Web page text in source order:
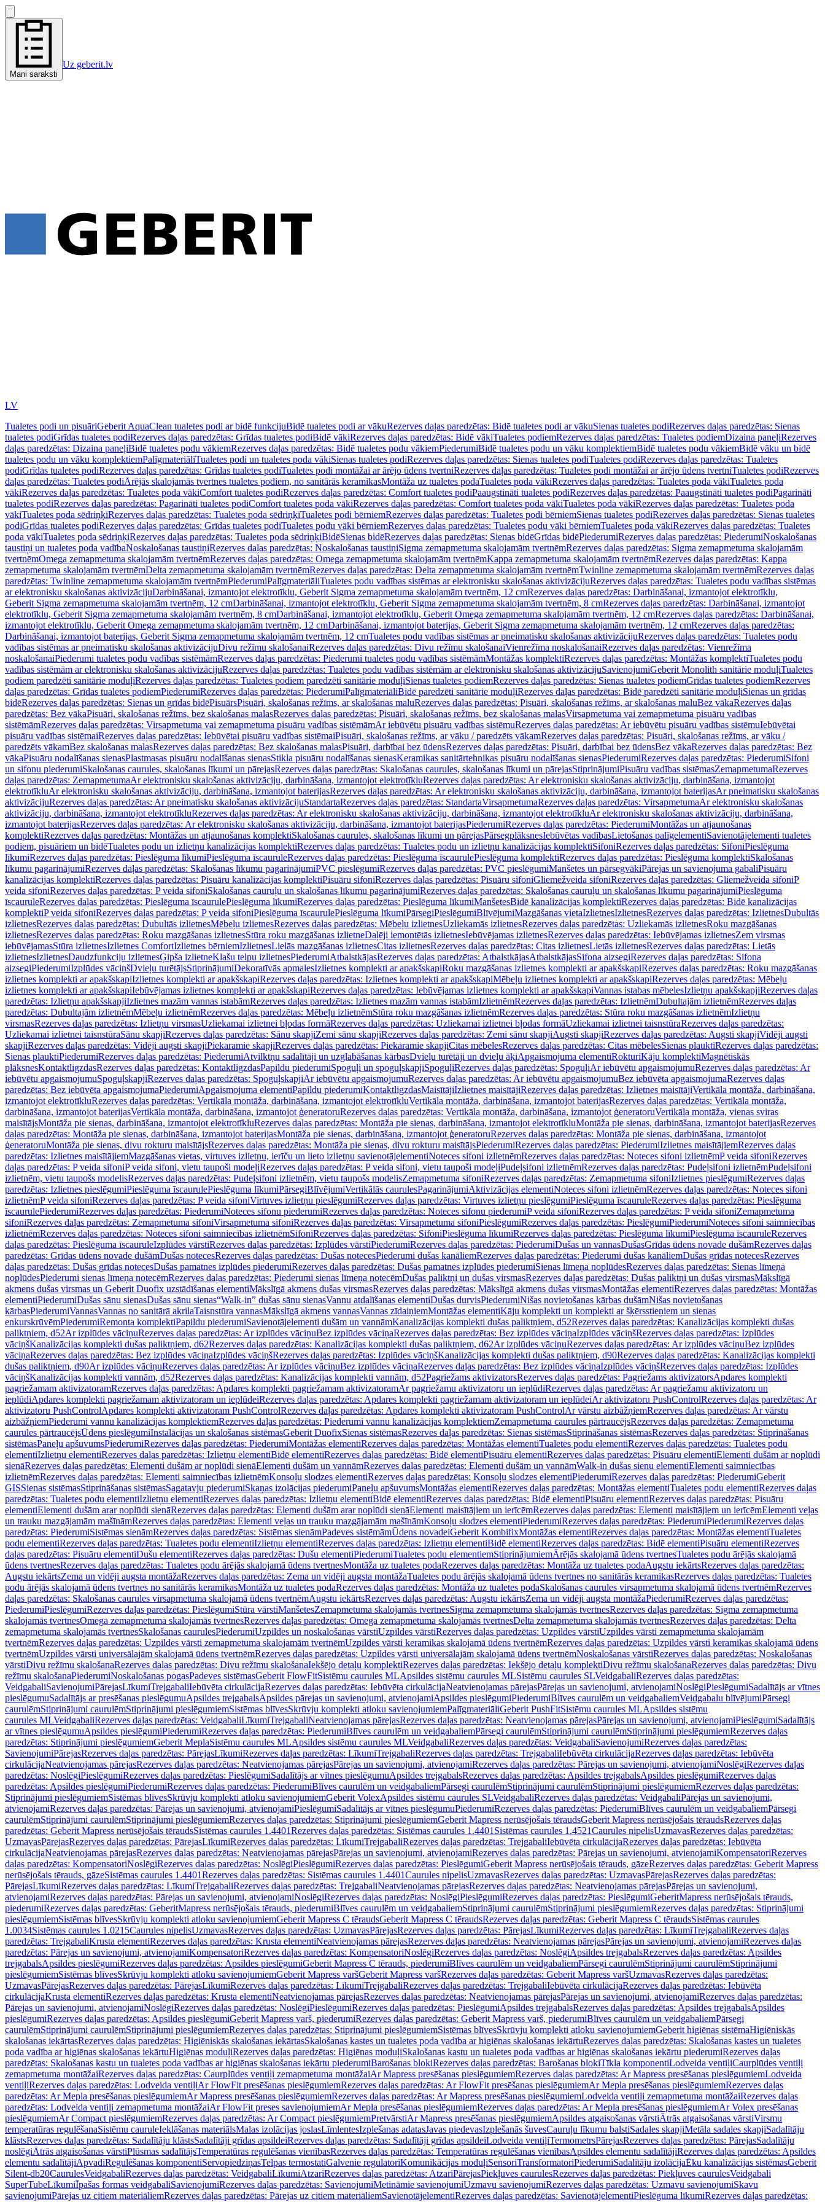
Mani saraksti
Uz geberit.lv
LV
Tualetes podi un pisuāriGeberit AquaClean tualetes podi ar bidē funkcijuBidē tualetes podi ar vākuRezerves daļas paredzētas: Bidē tualetes podi ar vākuSienas tualetes podiRezerves daļas paredzētas: Sienas
tualetes podiGrīdas tualetes podiRezerves daļas paredzētas: Grīdas tualetes podiBidē vākiRezerves daļas paredzētas: Bidē vākiTualetes podiemRezerves daļas paredzētas: Tualetes podiemDizaina paneļiRezerves
daļas paredzētas: Dizaina paneļiBidē tualetes podu vākiemRezerves daļas paredzētas: Bidē tualetes podu vākiemPiederumiBidē tualetes podu un vāku komplektiemBidē tualetes podu vākiemBidē vāku un bidē
tualetes podu un vāku komplektiemPalīgmateriāliTualetes podi un tualetes poda vākiSienas tualetes podiRezerves daļas paredzētas: Sienas tualetes podiTualetes podiRezerves daļas paredzētas: Tualetes
podiGrīdas tualetes podiRezerves daļas paredzētas: Grīdas tualetes podiTualetes podi montāžai ar ārējo ūdens tvertniRezerves daļas paredzētas: Tualetes podi montāžai ar ārējo ūdens tvertniTualetes podiRezerves
daļas paredzētas: Tualetes podiĀrējās skalojamās tvertnes tualetes podiem, no sanitārās keramikasMontāža uz tualetes podaTualetes poda vākiRezerves daļas paredzētas: Tualetes poda vākiTualetes poda
vākiRezerves daļas paredzētas: Tualetes poda vākiComfort tualetes podiRezerves daļas paredzētas: Comfort tualetes podiPaaugstināti tualetes podiRezerves daļas paredzētas: Paaugstināti tualetes podiPagarināti
tualetes podiRezerves daļas paredzētas: Pagarināti tualetes podiComfort tualetes poda vākiRezerves daļas paredzētas: Comfort tualetes poda vākiTualetes poda vākiRezerves daļas paredzētas: Tualetes poda
vākiTualetes poda sēdriņķiRezerves daļas paredzētas: Tualetes poda sēdriņķiTualetes podi bērniemRezerves daļas paredzētas: Tualetes podi bērniemSienas tualetes podiRezerves daļas paredzētas: Sienas tualetes
podiGrīdas tualetes podiRezerves daļas paredzētas: Grīdas tualetes podiTualetes podu vāki bērniemRezerves daļas paredzētas: Tualetes podu vāki bērniemTualetes poda vākiRezerves daļas paredzētas: Tualetes
poda vākiTualetes poda sēdriņķiRezerves daļas paredzētas: Tualetes poda sēdriņķiBidēSienas bidēRezerves daļas paredzētas: Sienas bidēGrīdas bidēPiederumiRezerves daļas paredzētas: PiederumiNoskalošanas
taustiņi un tualetes poda vadībaNoskalošanas taustiņiRezerves daļas paredzētas: Noskalošanas taustiņiSigma zemapmetuma skalojamām tvertnēmRezerves daļas paredzētas: Sigma zemapmetuma skalojamām
tvertnēmOmega zemapmetuma skalojamām tvertnēmRezerves daļas paredzētas: Omega zemapmetuma skalojamām tvertnēmKappa zemapmetuma skalojamām tvertnēmRezerves daļas paredzētas: Kappa
zemapmetuma skalojamām tvertnēmDelta zemapmetuma skalojamām tvertnēmRezerves daļas paredzētas: Delta zemapmetuma skalojamām tvertnēmTwinline zemapmetuma skalojamām tvertnēmRezerves daļas
paredzētas: Twinline zemapmetuma skalojamām tvertnēmPiederumiPalīgmateriāliTualetes podu vadības sistēmas ar elektronisku skalošanas aktivizācijuRezerves daļas paredzētas: Tualetes podu vadības sistēmas
ar elektronisku skalošanas aktivizācijuDarbināšanai, izmantojot elektrotīklu, Geberit Sigma zemapmetuma skalojamām tvertnēm, 12 cmRezerves daļas paredzētas: Darbināšanai, izmantojot elektrotīklu,
Geberit Sigma zemapmetuma skalojamām tvertnēm, 12 cmDarbināšanai, izmantojot elektrotīklu, Geberit Sigma zemapmetuma skalojamām tvertnēm, 8 cmRezerves daļas paredzētas: Darbināšanai, izmantojot
elektrotīklu, Geberit Sigma zemapmetuma skalojamām tvertnēm, 8 cmDarbināšanai, izmantojot elektrotīklu, Geberit Omega zemapmetuma skalojamām tvertnēm, 12 cmRezerves daļas paredzētas: Darbināšanai,
izmantojot elektrotīklu, Geberit Omega zemapmetuma skalojamām tvertnēm, 12 cmDarbināšanai, izmantojot baterijas, Geberit Sigma zemapmetuma skalojamām tvertnēm, 12 cmRezerves daļas paredzētas:
Darbināšanai, izmantojot baterijas, Geberit Sigma zemapmetuma skalojamām tvertnēm, 12 cmTualetes podu vadības sistēmas ar pneimatisku skalošanas aktivizācijuRezerves daļas paredzētas: Tualetes podu
vadības sistēmas ar pneimatisku skalošanas aktivizācijuDivu režīmu skalošanaiRezerves daļas paredzētas: Divu režīmu skalošanaiVienrežīma noskalošanaiRezerves daļas paredzētas: Vienrežīma
noskalošanaiPiederumi tualetes podu vadības sistēmāmRezerves daļas paredzētas: Piederumi tualetes podu vadības sistēmāmMontāžas komplektiRezerves daļas paredzētas: Montāžas komplektiTualetes podu
vadības sistēmām ar elektronisku skalošanas aktivizācijuRezerves daļas paredzētas: Tualetes podu vadības sistēmām ar elektronisku skalošanas aktivizācijuSavienojumiGeberit Monolith sanitārie moduļiTualetes
podiem paredzēti sanitārie moduļiRezerves daļas paredzētas: Tualetes podiem paredzēti sanitārie moduļiSienas tualetes podiemRezerves daļas paredzētas: Sienas tualetes podiemGrīdas tualetes podiemRezerves
daļas paredzētas: Grīdas tualetes podiemPiederumiRezerves daļas paredzētas: PiederumiPalīgmateriāliBidē paredzēti sanitārie moduļiRezerves daļas paredzētas: Bidē paredzēti sanitārie moduļiSienas un grīdas
bidēRezerves daļas paredzētas: Sienas un grīdas bidēPisuārsPisuāri, skalošanas režīms, ar skalošanas maluRezerves daļas paredzētas: Pisuāri, skalošanas režīms, ar skalošanas maluBez vākaRezerves daļas
paredzētas: Bez vākaPisuāri, skalošanas režīms, bez skalošanas malasRezerves daļas paredzētas: Pisuāri, skalošanas režīms, bez skalošanas malasVirsapmetuma vai zemapmetuma pisuāru vadības
sistēmāmRezerves daļas paredzētas: Virsapmetuma vai zemapmetuma pisuāru vadības sistēmāmAr iebūvētu pisuāru vadības sistēmuRezerves daļas paredzētas: Ar iebūvētu pisuāru vadības sistēmuIebūvētai
pisuāru vadības sistēmaiRezerves daļas paredzētas: Iebūvētai pisuāru vadības sistēmaiPisuāri, skalošanas režīms, ar vāku / paredzēts vākamRezerves daļas paredzētas: Pisuāri, skalošanas režīms, ar vāku /
paredzēts vākamBez skalošanas malasRezerves daļas paredzētas: Bez skalošanas malasPisuāri, darbībai bez ūdensRezerves daļas paredzētas: Pisuāri, darbībai bez ūdensBez vākaRezerves daļas paredzētas: Bez
vākaPisuāru nodalīšanas sienasPlastmasas pisuāru nodalīšanas sienasStikla pisuāru nodalīšanas sienasKeramikas sanitārtehnikas pisuāru nodalīšanas sienasPiederumiRezerves daļas paredzētas: PiederumiSifoni
un sifonu piederumiSkalošanas caurules, skalošanas līkumi un pārejasRezerves daļas paredzētas: Skalošanas caurules, skalošanas līkumi un pārejasStiprinājumiPisuāru vadības sistēmasZemapmetumaRezerves
daļas paredzētas: ZemapmetumaAr elektronisku skalošanas aktivizāciju, darbināšana, izmantojot elektrotīkluRezerves daļas paredzētas: Ar elektronisku skalošanas aktivizāciju, darbināšana, izmantojot
elektrotīkluAr elektronisku skalošanas aktivizāciju, darbināšana, izmantojot baterijasRezerves daļas paredzētas: Ar elektronisku skalošanas aktivizāciju, darbināšana, izmantojot baterijasAr pneimatisku skalošanas
aktivizācijuRezerves daļas paredzētas: Ar pneimatisku skalošanas aktivizācijuStandartaRezerves daļas paredzētas: StandartaVirsapmetumaRezerves daļas paredzētas: VirsapmetumaAr elektronisku skalošanas
aktivizāciju, darbināšana, izmantojot elektrotīkluRezerves daļas paredzētas: Ar elektronisku skalošanas aktivizāciju, darbināšana, izmantojot elektrotīkluAr elektronisku skalošanas aktivizāciju, darbināšana,
izmantojot baterijasRezerves daļas paredzētas: Ar elektronisku skalošanas aktivizāciju, darbināšana, izmantojot baterijasPiederumiRezerves daļas paredzētas: PiederumiMontāžas un atjaunošanas
komplektiRezerves daļas paredzētas: Montāžas un atjaunošanas komplektiSkalošanas caurules, skalošanas līkumi un pārejasPārsegplāksnesIebūvētas vadībasLietošanas palīgelementiSavienotājelementi tualetes
podiem, pisuāriem un bidēTualetes podu un izlietņu kanalizācijas komplektiRezerves daļas paredzētas: Tualetes podu un izlietņu kanalizācijas komplektiSifoniRezerves daļas paredzētas: SifoniPieslēguma
līkumiRezerves daļas paredzētas: Pieslēguma līkumiPieslēguma īscauruleRezerves daļas paredzētas: Pieslēguma īscaurulePieslēguma komplektiRezerves daļas paredzētas: Pieslēguma komplektiSkalošanas
līkumu pagarinājumiRezerves daļas paredzētas: Skalošanas līkumu pagarinājumiPVC pieslēgumiRezerves daļas paredzētas: PVC pieslēgumiManšetes un pārsegvākiPārejas un savienojuma gabaliPisuāru
kanalizācijas komplektiRezerves daļas paredzētas: Pisuāru kanalizācijas komplektiPisuāru sifoniRezerves daļas paredzētas: Pisuāru sifoniGliemežveida sifoniRezerves daļas paredzētas: Gliemežveida sifoniP
veida sifoniRezerves daļas paredzētas: P veida sifoniSkalošanas cauruļu un skalošanas līkumu pagarinājumiRezerves daļas paredzētas: Skalošanas cauruļu un skalošanas līkumu pagarinājumiPieslēguma
īscauruleRezerves daļas paredzētas: Pieslēguma īscaurulePieslēguma līkumiRezerves daļas paredzētas: Pieslēguma līkumiManšetesBidē kanalizācijas komplektiRezerves daļas paredzētas: Bidē kanalizācijas
komplektiP veida sifoniRezerves daļas paredzētas: P veida sifoniPieslēguma īscaurulePieslēguma līkumiPārsegiPieslēgumiBlīvējumiMazgāšanas vietaIzlietnesIzlietnesRezerves daļas paredzētas: IzlietnesDubultās
izlietnesRezerves daļas paredzētas: Dubultās izlietnesMēbeļu izlietnesRezerves daļas paredzētas: Mēbeļu izlietnesUzliekamās izlietnesRezerves daļas paredzētas: Uzliekamās izlietnesRoku mazgāšanas
izlietnesRezerves daļas paredzētas: Roku mazgāšanas izlietnesStūra roku mazgāšanas izlietneDaļēji iemontētās izlietnesIebūvējamas izlietnesRezerves daļas paredzētas: Iebūvējamas izlietnesZem virsmas
iebūvējamasStūra izlietnesIzlietnes ComfortIzlietnes bērniemIzlietnesLielās mazgāšanas izlietnesCitas izlietnesRezerves daļas paredzētas: Citas izlietnesLietās izlietnesRezerves daļas paredzētas: Lietās
izlietnesIzlietnesDaudzfunkciju izlietnesĢipša izlietneKlašu telpu izlietnesPiederumiAtbalstkājasRezerves daļas paredzētas: AtbalstkājasAtbalstkājasSifona aizsegiRezerves daļas paredzētas: Sifona
aizsegiPiederumiIzplūdes vāciņšDvieļu turētājsStiprinājumiDekoratīvās apmalesIzlietnes komplekti ar apakšskapiRoku mazgāšanas izlietnes komplekti ar apakšskapiRezerves daļas paredzētas: Roku mazgāšanas
izlietnes komplekti ar apakšskapiIzlietnes komplekti ar apakšskapiRezerves daļas paredzētas: Izlietnes komplekti ar apakšskapiMēbeļu izlietnes komplekti ar apakšskapiRezerves daļas paredzētas: Mēbeļu
izlietnes komplekti ar apakšskapiIebūvējamas izlietnes komplekti ar apakšskapiRezerves daļas paredzētas: Iebūvējamas izlietnes komplekti ar apakšskapiVannas istabas mēbelesIzlietņu apakšskapjiRezerves daļas
paredzētas: Izlietņu apakšskapjiIzlietnes mazām vannas istabāmRezerves daļas paredzētas: Izlietnes mazām vannas istabāmIzlietnēmRezerves daļas paredzētas: IzlietnēmDubultajām izlietnēmRezerves daļas
paredzētas: Dubultajām izlietnēmMēbeļu izlietnēmRezerves daļas paredzētas: Mēbeļu izlietnēmStūra roku mazgāšanas izlietnēmRezerves daļas paredzētas: Stūra roku mazgāšanas izlietnēmIzlietņu
virsmasRezerves daļas paredzētas: Izlietņu virsmasUzliekamai izlietnei bļodas formāRezerves daļas paredzētas: Uzliekamai izlietnei bļodas formāUzliekamai izlietnei taisnstūraRezerves daļas paredzētas:
Uzliekamai izlietnei taisnstūraSānu skapjiRezerves daļas paredzētas: Sānu skapjiZemi sānu skapjiRezerves daļas paredzētas: Zemi sānu skapjiAugsti skapjiRezerves daļas paredzētas: Augsti skapjiVidēji augsti
skapjiRezerves daļas paredzētas: Vidēji augsti skapjiPiekaramie skapjiRezerves daļas paredzētas: Piekaramie skapjiCitas mēbelesRezerves daļas paredzētas: Citas mēbelesSienas plauktiRezerves daļas paredzētas:
Sienas plauktiPiederumiRezerves daļas paredzētas: PiederumiAtvilktņu sadalītāji un uzglabāšanas kārbasDvieļu turētāji un dvieļu āķiApgaismojuma elementiRokturiKāju komplektiMagnētiskās
plāksnesKontaktligzdasRezerves daļas paredzētas: KontaktligzdasPapildu piederumiSpoguļi un spoguļskapjiSpoguļiRezerves daļas paredzētas: SpoguļiAr iebūvētu apgaismojumuRezerves daļas paredzētas: Ar
iebūvētu apgaismojumuSpoguļskapjiRezerves daļas paredzētas: SpoguļskapjiAr iebūvētu apgaismojumuRezerves daļas paredzētas: Ar iebūvētu apgaismojumuBez iebūvēta apgaismojumaRezerves daļas
paredzētas: Bez iebūvēta apgaismojumaPiederumiApgaismojuma elementiPapildu piederumiKontaktligzdasMaisītājiIzlietnes maisītājiRezerves daļas paredzētas: Izlietnes maisītājiVertikāla montāža, darbināšana,
izmantojot elektrotīkluRezerves daļas paredzētas: Vertikāla montāža, darbināšana, izmantojot elektrotīkluVertikāla montāža, darbināšana, izmantojot baterijasRezerves daļas paredzētas: Vertikāla montāža,
darbināšana, izmantojot baterijasVertikāla montāža, darbināšana, izmantojot ģeneratoruRezerves daļas paredzētas: Vertikāla montāža, darbināšana, izmantojot ģeneratoruVertikāla montāža, vienas sviras
maisītājsMontāža pie sienas, darbināšana, izmantojot elektrotīkluRezerves daļas paredzētas: Montāža pie sienas, darbināšana, izmantojot elektrotīkluMontāža pie sienas, darbināšana, izmantojot baterijasRezerves
daļas paredzētas: Montāža pie sienas, darbināšana, izmantojot baterijasMontāža pie sienas, darbināšana, izmantojot ģeneratoruRezerves daļas paredzētas: Montāža pie sienas, darbināšana, izmantojot
ģeneratoruMontāža pie sienas, divu rokturu maisītājsRezerves daļas paredzētas: Montāža pie sienas, divu rokturu maisītājsPiederumiRezerves daļas paredzētas: PiederumiIzlietnes maisītājiemRezerves daļas
paredzētas: Izlietnes maisītājiemMazgāšanas vietas, virtuves izlietņu, ierīču un lieto izlietņu savienotājelementiNoteces sifoni izlietnēmRezerves daļas paredzētas: Noteces sifoni izlietnēmP veida sifoniRezerves
daļas paredzētas: P veida sifoniP veida sifoni, vietu taupoši modeļiRezerves daļas paredzētas: P veida sifoni, vietu taupoši modeļiPudeļsifoni izlietnēmRezerves daļas paredzētas: Pudeļsifoni izlietnēmPudeļsifoni
izlietnēm, vietu taupošs modelisRezerves daļas paredzētas: Pudeļsifoni izlietnēm, vietu taupošs modelisZemapmetuma sifoniRezerves daļas paredzētas: Zemapmetuma sifoniIzlietnes pieslēgumiRezerves daļas
paredzētas: Izlietnes pieslēgumiPieslēguma īscaurulePieslēguma līkumiPārsegiBlīvējumiVertikālās caurulesPagarinājumiAktivizācijas elementiNoteces sifoni izlietnēmRezerves daļas paredzētas: Noteces sifoni
izlietnēmP veida sifoniRezerves daļas paredzētas: P veida sifoniVirtuves izlietņu pieslēgumiRezerves daļas paredzētas: Virtuves izlietņu pieslēgumiPieslēguma īscauruleRezerves daļas paredzētas: Pieslēguma
īscaurulePiederumiRezerves daļas paredzētas: PiederumiNoteces sifonu piederumiRezerves daļas paredzētas: Noteces sifonu piederumiP veida sifoniRezerves daļas paredzētas: P veida sifoniZemapmetuma
sifoniRezerves daļas paredzētas: Zemapmetuma sifoniVirsapmetuma sifoniRezerves daļas paredzētas: Virsapmetuma sifoniPieslēgumiRezerves daļas paredzētas: PieslēgumiPiederumiNoteces sifoni saimniecības
izlietnēmRezerves daļas paredzētas: Noteces sifoni saimniecības izlietnēmSifoniRezerves daļas paredzētas: SifoniPieslēguma līkumiRezerves daļas paredzētas: Pieslēguma līkumiPieslēguma īscauruleRezerves
daļas paredzētas: Pieslēguma īscauruleIzplūdes vārstiRezerves daļas paredzētas: Izplūdes vārstiPiederumiRezerves daļas paredzētas: PiederumiDušas un vannasDušasGrīdas ūdens novade dušāmRezerves daļas
paredzētas: Grīdas ūdens novade dušāmDušas notecesRezerves daļas paredzētas: Dušas notecesPiederumi dušas kanāliemRezerves daļas paredzētas: Piederumi dušas kanāliemDušas grīdas notecesRezerves
daļas paredzētas: Dušas grīdas notecesDušas pamatnes izplūdes piederumiRezerves daļas paredzētas: Dušas pamatnes izplūdes piederumiSienas līmeņa noplūdesRezerves daļas paredzētas: Sienas līmeņa
noplūdesPiederumi sienas līmeņa notecēmRezerves daļas paredzētas: Piederumi sienas līmeņa notecēmDušas paliktņi un dušas virsmasRezerves daļas paredzētas: Dušas paliktņi un dušas virsmasMākslīgā
akmens dušas virsmas un Geberit Duofix uzstādīšanas elementiMākslīgā akmens dušas virsmasRezerves daļas paredzētas: Mākslīgā akmens dušas virsmasMontāžas elementiRezerves daļas paredzētas: Montāžas
elementiPiederumiDušas sānu sienasDušas sānu sienas“Walk-in” dušas sānu sienasVannu atdalīšanas elementiDušas durvisPiederumiNišas novietošanas kārbas dušāmNišas novietošanas
kārbasPiederumiVannasVannas no sanitārā akrilaTaisnstūra vannasMākslīgā akmens vannasVannas zīdaiņiemMontāžas elementiKāju komplekti un komplekti ar šķērsstieņiem un sienas
enkurskrūvēmPiederumiRemonta komplektiPapildu piederumiSavienotājelementi dušām un vannāmKanalizācijas komplekti dušas paliktņiem, d52Rezerves daļas paredzētas: Kanalizācijas komplekti dušas
paliktņiem, d52Ar izplūdes vāciņuRezerves daļas paredzētas: Ar izplūdes vāciņuBez izplūdes vāciņaRezerves daļas paredzētas: Bez izplūdes vāciņaIzplūdes vāciņšRezerves daļas paredzētas: Izplūdes
vāciņšKanalizācijas komplekti dušas paliktņiem, d62Rezerves daļas paredzētas: Kanalizācijas komplekti dušas paliktņiem, d62Ar izplūdes vāciņuRezerves daļas paredzētas: Ar izplūdes vāciņuBez izplūdes
vāciņaRezerves daļas paredzētas: Bez izplūdes vāciņaIzplūdes vāciņšRezerves daļas paredzētas: Izplūdes vāciņšKanalizācijas komplekti dušas paliktņiem, d90Rezerves daļas paredzētas: Kanalizācijas komplekti
dušas paliktņiem, d90Ar izplūdes vāciņuRezerves daļas paredzētas: Ar izplūdes vāciņuBez izplūdes vāciņaRezerves daļas paredzētas: Bez izplūdes vāciņaIzplūdes vāciņšRezerves daļas paredzētas: Izplūdes
vāciņšKanalizācijas komplekti vannām, d52Rezerves daļas paredzētas: Kanalizācijas komplekti vannām, d52Pagriežams aktivizatorsRezerves daļas paredzētas: Pagriežams aktivizatorsApdares komplekti
pagriežamam aktivizatoramRezerves daļas paredzētas: Apdares komplekti pagriežamam aktivizatoramAr pagriežamu aktivizatoru un ieplūdiRezerves daļas paredzētas: Ar pagriežamu aktivizatoru un
ieplūdiApdares komplekti pagriežamam aktivizatoram un ieplūdeiRezerves daļas paredzētas: Apdares komplekti pagriežamam aktivizatoram un ieplūdeiAr aktivizatoru PushControlRezerves daļas paredzētas: Ar
aktivizatoru PushControlApdares komplekti aktivizatoram PushControlRezerves daļas paredzētas: Apdares komplekti aktivizatoram PushControlAr vārstu aizbāžņiemRezerves daļas paredzētas: Ar vārstu
aizbāžņiemPiederumi vannu kanalizācijas komplektiemRezerves daļas paredzētas: Piederumi vannu kanalizācijas komplektiemZemapmetuma caurules pārtraucējsRezerves daļas paredzētas: Zemapmetuma
caurules pārtraucējsŪdens pieslēgumiInstalācijas un skalošanas sistēmasGeberit DuofixSienas sistēmasRezerves daļas paredzētas: Sienas sistēmasStiprināšanas sistēmasRezerves daļas paredzētas: Stiprināšanas
sistēmasPaneļu apšuvumsPiederumiRezerves daļas paredzētas: PiederumiMontāžas elementiRezerves daļas paredzētas: Montāžas elementiTualetes podu elementiRezerves daļas paredzētas: Tualetes podu
elementiIzlietņu elementiRezerves daļas paredzētas: Izlietņu elementiBidē elementiRezerves daļas paredzētas: Bidē elementiPisuāru elementiRezerves daļas paredzētas: Pisuāru elementiElementi dušām ar noplūdi
sienāRezerves daļas paredzētas: Elementi dušām ar noplūdi sienāElementi dušām un vannāmRezerves daļas paredzētas: Elementi dušām un vannāmWalk-in dušas sienu elementiElementi saimniecības
izlietnēmRezerves daļas paredzētas: Elementi saimniecības izlietnēmKonsoļu slodzes elementiRezerves daļas paredzētas: Konsoļu slodzes elementiPiederumiRezerves daļas paredzētas: PiederumiGeberit
GISSienas sistēmasStiprināšanas sistēmasSagatavju piederumiSkaņas izolācijas piederumiPaneļu apšuvumsMontāžas elementiRezerves daļas paredzētas: Montāžas elementiTualetes podu elementiRezerves daļas
paredzētas: Tualetes podu elementiIzlietņu elementiRezerves daļas paredzētas: Izlietņu elementiBidē elementiRezerves daļas paredzētas: Bidē elementiPisuāru elementiRezerves daļas paredzētas: Pisuāru
elementiElementi dušām arar noplūdi sienāRezerves daļas paredzētas: Elementi dušām arar noplūdi sienāElementi maisītājiem un ierīcēmRezerves daļas paredzētas: Elementi maisītājiem un ierīcēmElementi veļas
un trauku mazgājamām mašīnāmRezerves daļas paredzētas: Elementi veļas un trauku mazgājamām mašīnāmKonsoļu slodzes elementiPiederumiRezerves daļas paredzētas: PiederumiPiederumiRezerves daļas
paredzētas: PiederumiSistēmas sienāmRezerves daļas paredzētas: Sistēmas sienāmPadeves sistēmāmŪdens novadeiGeberit KombifixMontāžas elementiRezerves daļas paredzētas: Montāžas elementiTualetes
podu elementiRezerves daļas paredzētas: Tualetes podu elementiIzlietņu elementiRezerves daļas paredzētas: Izlietņu elementiBidē elementiRezerves daļas paredzētas: Bidē elementiPisuāru elementiRezerves
daļas paredzētas: Pisuāru elementiDušu elementiRezerves daļas paredzētas: Dušu elementiPiederumiTualetes podu elementiemStiprinājumiemĀrējās skalojamā ūdens tvertnesTualetes podu ārējās skalojamā
ūdens tvertnesRezerves daļas paredzētas: Tualetes podu ārējās skalojamā ūdens tvertnesMontāža uz tualetes podaRezerves daļas paredzētas: Montāža uz tualetes podaAugstu iekārtsRezerves daļas paredzētas:
Augstu iekārtsZema un vidēji augsta montāžaRezerves daļas paredzētas: Zema un vidēji augsta montāžaTualetes podu ārējās skalojamā ūdens tvertnes no sanitārās keramikasRezerves daļas paredzētas: Tualetes
podu ārējās skalojamā ūdens tvertnes no sanitārās keramikasMontāža uz tualetes podaRezerves daļas paredzētas: Montāža uz tualetes podaSkalošanas caurules virsapmetuma skalojamā ūdens tvertnēmRezerves
daļas paredzētas: Skalošanas caurules virsapmetuma skalojamā ūdens tvertnēmAugstu iekārtsRezerves daļas paredzētas: Augstu iekārtsZema un vidēji augsta montāžaPiederumiRezerves daļas paredzētas:
PiederumiPieslēgumiRezerves daļas paredzētas: PieslēgumiStūra vārstiManšetesZemapmetuma skalojamās tvertnesSigma zemapmetuma skalojamās tvertnesRezerves daļas paredzētas: Sigma zemapmetuma
skalojamās tvertnesOmega zemapmetuma skalojamās tvertnesRezerves daļas paredzētas: Omega zemapmetuma skalojamās tvertnesDelta zemapmetuma skalojamās tvertnesRezerves daļas paredzētas: Delta
zemapmetuma skalojamās tvertnesSkalošanas caurulesPiederumiUzpildes un noskalošanas vārstiUzpildes vārstiRezerves daļas paredzētas: Uzpildes vārstiUzpildes vārsti zemapmetuma skalojamām
tvertnēmRezerves daļas paredzētas: Uzpildes vārsti zemapmetuma skalojamām tvertnēmUzpildes vārsti keramikas skalojamā ūdens tvertnēmRezerves daļas paredzētas: Uzpildes vārsti keramikas skalojamā ūdens
tvertnēmUzpildes vārsti universālajām skalojamā ūdens tvertnēmRezerves daļas paredzētas: Uzpildes vārsti universālajām skalojamā ūdens tvertnēmNoskalošanas vārstiRezerves daļas paredzētas: Noskalošanas
vārstiDivu režīmu skalošanaRezerves daļas paredzētas: Divu režīmu skalošanaIekšējo detaļu komplektiRezerves daļas paredzētas: Iekšējo detaļu komplektiDivu režīmu skalošanaRezerves daļas paredzētas: Divu
režīmu skalošanaPiederumiNoskalošanas pogasPadeves sistēmasGeberit FlowFitSistēmu caurules MLApsildes sistēmu caurules MLSistēmu caurules SLVeidgabaliRezerves daļas paredzētas:
VeidgabaliSavienojumiPārejasLīkumiTrejgabaliIebūvēta cirkulācijaRezerves daļas paredzētas: Iebūvēta cirkulācijaNeatvienojamas pārejasPārejas un savienojumi, atvienojamiNoslēgiPieslēgumiSadalītājs ar vītnes
pieslēgumuSadalītājs ar presēšanas pieslēgumuApsildes trejgabalsApsildes pārejas un savienojumi, atvienojamiApsildes pieslēgumiPiederumiBlīves caurulēm un veidgabaliemVeidgabalu blīvējumiPārsegi
caurulēmStiprinājumi caurulēmStiprinājumi pieslēgumiemSistēmas blīvesSkrūvju komplekti atloku savienojumiemPalīgmateriāliGeberit PushFitSistēmu caurules MLApsildes sistēmu
caurules MLVeidgabaliRezerves daļas paredzētas: VeidgabaliLīkumiTrejgabaliNeatvienojamas pārejasRezerves daļas paredzētas: Neatvienojamas pārejasPārejas un savienojumi, atvienojamiPieslēgumiSadalītājs
ar vītnes pieslēgumuApsildes pieslēgumiPiederumiRezerves daļas paredzētas: PiederumiBlīves caurulēm un veidgabaliemPārsegi caurulēmStiprinājumi caurulēmStiprinājumi pieslēgumiemRezerves daļas
paredzētas: Stiprinājumi pieslēgumiemGeberit MeplaSistēmu caurules MLApsildes sistēmu caurules MLVeidgabaliRezerves daļas paredzētas: VeidgabaliSavienojumiRezerves daļas paredzētas:
SavienojumiPārejasRezerves daļas paredzētas: PārejasLīkumiRezerves daļas paredzētas: LīkumiTrejgabaliRezerves daļas paredzētas: TrejgabaliIebūvēta cirkulācijaRezerves daļas paredzētas: Iebūvēta
cirkulācijaNeatvienojamas pārejasRezerves daļas paredzētas: Neatvienojamas pārejasPārejas un savienojumi, atvienojamiRezerves daļas paredzētas: Pārejas un savienojumi, atvienojamiNoslēgiRezerves daļas
paredzētas: NoslēgiPieslēgumiRezerves daļas paredzētas: PieslēgumiSadalītājs ar vītnes pieslēgumuApsildes trejgabalsRezerves daļas paredzētas: Apsildes trejgabalsApsildes pieslēgumiRezerves daļas
paredzētas: Apsildes pieslēgumiPiederumiRezerves daļas paredzētas: PiederumiBlīves caurulēm un veidgabaliemPārsegi caurulēmStiprinājumi caurulēmStiprinājumi pieslēgumiemRezerves daļas paredzētas:
Stiprinājumi pieslēgumiemSistēmas blīvesSkrūvju komplekti atloku savienojumiemGeberit VolexApsildes sistēmu caurules SLVeidgabaliRezerves daļas paredzētas: VeidgabaliPārejas un savienojumi,
atvienojamiRezerves daļas paredzētas: Pārejas un savienojumi, atvienojamiPieslēgumiSadalītājs ar vītnes pieslēgumuPiederumiRezerves daļas paredzētas: PiederumiBlīves caurulēm un veidgabaliemPārsegi
caurulēmStiprinājumi caurulēmStiprinājumi pieslēgumiemRezerves daļas paredzētas: Stiprinājumi pieslēgumiemGeberit Mapress nerūsējošais tēraudsGeberit Mapress nerūsējošais tēraudsRezerves daļas
paredzētas: Geberit Mapress nerūsējošais tēraudsSistēmas caurules 1.4401Rezerves daļas paredzētas: Sistēmas caurules 1.4401 Sistēmas caurules 1.4521Caurules nipelisUzmavasRezerves daļas paredzētas:
UzmavasPārejasRezerves daļas paredzētas: PārejasLīkumiRezerves daļas paredzētas: LīkumiTrejgabaliRezerves daļas paredzētas: TrejgabaliIebūvēta cirkulācijaRezerves daļas paredzētas: Iebūvēta
cirkulācijaNeatvienojamas pārejasRezerves daļas paredzētas: Neatvienojamas pārejasPārejas un savienojumi, atvienojamiRezerves daļas paredzētas: Pārejas un savienojumi, atvienojamiKompensatoriRezerves
daļas paredzētas: KompensatoriNoslēgiRezerves daļas paredzētas: NoslēgiPieslēgumiRezerves daļas paredzētas: PieslēgumiGeberit Mapress nerūsējošais tērauds, gāzeRezerves daļas paredzētas: Geberit Mapress
nerūsējošais tērauds, gāzeSistēmas caurules 1.4401Rezerves daļas paredzētas: Sistēmas caurules 1.4401Caurules nipelisUzmavasRezerves daļas paredzētas: UzmavasPārejasRezerves daļas paredzētas:
PārejasLīkumiRezerves daļas paredzētas: LīkumiTrejgabaliRezerves daļas paredzētas: TrejgabaliNeatvienojamas pārejasRezerves daļas paredzētas: Neatvienojamas pārejasPārejas un savienojumi,
atvienojamiRezerves daļas paredzētas: Pārejas un savienojumi, atvienojamiNoslēgiRezerves daļas paredzētas: NoslēgiPieslēgumiRezerves daļas paredzētas: PieslēgumiGeberitMapress nerūsējošais tērauds,
piederumiRezerves daļas paredzētas: GeberitMapress nerūsējošais tērauds, piederumiBlīves caurulēm un veidgabaliemStiprinājumi caurulēmStiprinājumi pieslēgumiemRezerves daļas paredzētas: Stiprinājumi
pieslēgumiemSistēmas blīvesSkrūvju komplekti atloku savienojumiemGeberit Mapress C tēraudsGeberit Mapress C tēraudsRezerves daļas paredzētas: Geberit Mapress C tēraudsSistēmas caurules
1.0034Sistēmas caurules 1.0215Caurules nipelisUzmavasRezerves daļas paredzētas: UzmavasPārejasRezerves daļas paredzētas: PārejasLīkumiRezerves daļas paredzētas: LīkumiTrejgabaliRezerves daļas
paredzētas: TrejgabaliKrusta elementiRezerves daļas paredzētas: Krusta elementiNeatvienojamas pārejasRezerves daļas paredzētas: Neatvienojamas pārejasPārejas un savienojumi, atvienojamiRezerves daļas
paredzētas: Pārejas un savienojumi, atvienojamiKompensatoriRezerves daļas paredzētas: KompensatoriNoslēgiRezerves daļas paredzētas: NoslēgiApsildes trejgabalsRezerves daļas paredzētas: Apsildes
trejgabalsApsildes pieslēgumiRezerves daļas paredzētas: Apsildes pieslēgumiGeberit Mapress C tērauds, piederumiBlīves caurulēm un veidgabaliemPārsegi caurulēmStiprinājumi caurulēmStiprinājumi
pieslēgumiemSistēmas blīvesSkrūvju komplekti atloku savienojumiemGeberit Mapress varšGeberit Mapress varšRezerves daļas paredzētas: Geberit Mapress varšUzmavasRezerves daļas paredzētas:
UzmavasPārejasRezerves daļas paredzētas: PārejasLīkumiRezerves daļas paredzētas: LīkumiTrejgabaliRezerves daļas paredzētas: TrejgabaliIebūvēta cirkulācijaRezerves daļas paredzētas: Iebūvēta
cirkulācijaKrusta elementiRezerves daļas paredzētas: Krusta elementiNeatvienojamas pārejasRezerves daļas paredzētas: Neatvienojamas pārejasPārejas un savienojumi, atvienojamiRezerves daļas paredzētas:
Pārejas un savienojumi, atvienojamiNoslēgiRezerves daļas paredzētas: NoslēgiPieslēgumiRezerves daļas paredzētas: PieslēgumiApsildes trejgabalsRezerves daļas paredzētas: Apsildes trejgabalsApsildes
pieslēgumiRezerves daļas paredzētas: Apsildes pieslēgumiGeberit Mapress varš, piederumiRezerves daļas paredzētas: Geberit Mapress varš, piederumiBlīves caurulēm un veidgabaliemPārsegi
caurulēmStiprinājumi caurulēmStiprinājumi pieslēgumiemRezerves daļas paredzētas: Stiprinājumi pieslēgumiemSistēmas blīvesSkrūvju komplekti atloku savienojumiemGeberit higiēnas sistēmaHigiēniskās
skalošanas iekārtasRezerves daļas paredzētas: Higiēniskās skalošanas iekārtasSkalošanas kastes un tualetes poda vadība ar higiēnas skalošanas iekārtuRezerves daļas paredzētas: Skalošanas kastes un tualetes
poda vadība ar higiēnas skalošanas iekārtuHigiēnas moduļiRezerves daļas paredzētas: Higiēnas moduļiSkalošanas kastu un tualetes poda vadības ar higiēnas skalošanas iekārtu piederumiRezerves daļas
paredzētas: Skalošanas kastu un tualetes poda vadības ar higiēnas skalošanas iekārtu piederumiBarošanas blokiRezerves daļas paredzētas: Barošanas blokiTīkla komponentiLodveida ventiļiCaurplūdes ventiļi
zemapmetuma montāžaiRezerves daļas paredzētas: Caurplūdes ventiļi zemapmetuma montāžaiAr Mapress presēšanas pieslēgumiemRezerves daļas paredzētas: Ar Mapress presēšanas pieslēgumiemLodveida
ventiļiRezerves daļas paredzētas: Lodveida ventiļiAr FlowFit presēšanas pieslēgumiemRezerves daļas paredzētas: Ar FlowFit presēšanas pieslēgumiemAr Mepla presēšanas pieslēgumiemRezerves daļas
paredzētas: Ar Mepla presēšanas pieslēgumiemAr Mapress presēšanas pieslēgumiemRezerves daļas paredzētas: Ar Mapress presēšanas pieslēgumiemLodveida ventiļi zemapmetuma montāžaiRezerves daļas
paredzētas: Lodveida ventiļi zemapmetuma montāžaiAr FlowFit preses savienojumiemAr Mepla presēšanas pieslēgumiemRezerves daļas paredzētas: Ar Mepla presēšanas pieslēgumiemAr Volex presēšanas
pieslēgumiemAr Compact pieslēgumiemRezerves daļas paredzētas: Ar Compact pieslēgumiemPretvārstiAr Mapress presēšanas pieslēgumiemApsildes atgaisošanas vārstiĀtrās atgaisošanas vārstiVirsmu
temperatūras regulēšanaSistēmu cauruleIeklāšanas materiālsMalas izolācijas joslasLīmlentesIzplešanas adatasJavas piedevasIzplešanās šuvesCauruļu līkumu balstiSadales skapjiMetāla sadales skapjiSadalītāju
klāstsRezerves daļas paredzētas: Sadalītāju klāstsSadalītāji grīdas apsildeiRezerves daļas paredzētas: Sadalītāji grīdas apsildeiLodveida ventiļiTermometrsPārejasRezerves daļas paredzētas: PārejasSadalītāju
noslēgiĀtrās atgaisošanas vārstiPlūsmas sadalītājsTemperatūras regulēšanas vienībasRezerves daļas paredzētas: Temperatūras regulēšanas vienībasApsildes elementu sadalītājiRezerves daļas paredzētas: Apsildes
elementu sadalītājiApvadiRegulēšanas komponentiServopiedziņasTelpas termostatiGalvenie regulatoriKomunikācijas moduļiSensoriTransformatoriPiederumiSadalītāju izolācijaĒku kanalizācijas sistēmasGeberit
Silent-db20CaurulesVeidgabaliRezerves daļas paredzētas: VeidgabaliLīkumiAtzariRezerves daļas paredzētas: AtzariPārejasPiekļuves caurulesRezerves daļas paredzētas: Piekļuves caurulesVeidgabali
SuperTubeLīkumiĪpašas formas veidgabaliSavienojumiRezerves daļas paredzētas: SavienojumiMetināmie savienojumiUzmavu savienojumiRezerves daļas paredzētas: Uzmavu savienojumiSkavu
savienojumiPārejas uz citiem materiāliemRezerves daļas paredzētas: Pārejas uz citiem materiāliemSavienotājelementiRezerves daļas paredzētas: SavienotājelementiPieslēguma līkumiRezerves daļas paredzētas: